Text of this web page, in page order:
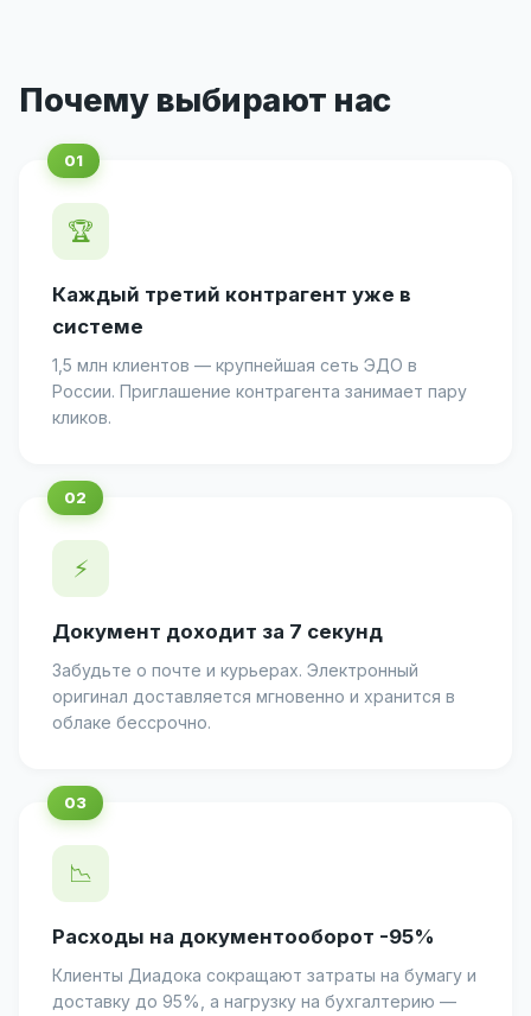
Почему выбирают нас
🏆
Каждый третий контрагент уже в
системе
1,5 млн клиентов — крупнейшая сеть ЭДО в
России. Приглашение контрагента занимает пару
кликов.
⚡
Документ доходит за 7 секунд
Забудьте о почте и курьерах. Электронный
оригинал доставляется мгновенно и хранится в
облаке бессрочно.
📉
Расходы на документооборот -95%
Клиенты Диадока сокращают затраты на бумагу и
доставку до 95%, а нагрузку на бухгалтерию —